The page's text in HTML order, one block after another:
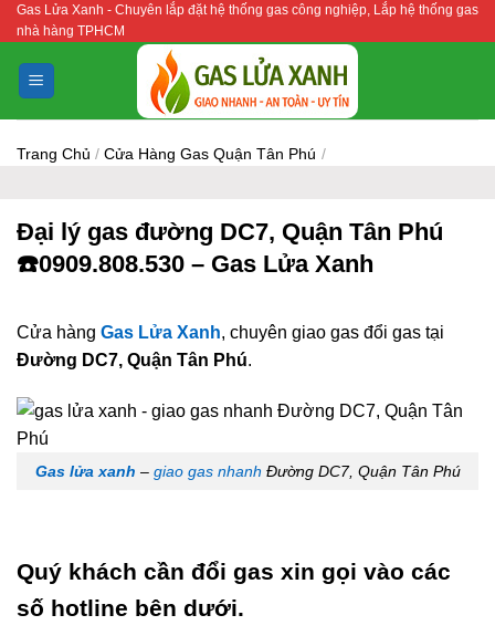
Bỏ
qua
nội
dung
Gas Lửa Xanh - Chuyên lắp đặt hệ thống gas công nghiệp, Lắp hệ thống gas
nhà hàng TPHCM
Trang Chủ / Cửa Hàng Gas Quận Tân Phú /
Đại lý gas đường DC7, Quận Tân Phú
☎️0909.808.530 – Gas Lửa Xanh
Cửa hàng Gas Lửa Xanh, chuyên giao gas đổi gas tại
Đường DC7, Quận Tân Phú.
Gas lửa xanh – giao gas nhanh Đường DC7, Quận Tân Phú
Quý khách cần đổi gas xin gọi vào các
số hotline bên dưới.